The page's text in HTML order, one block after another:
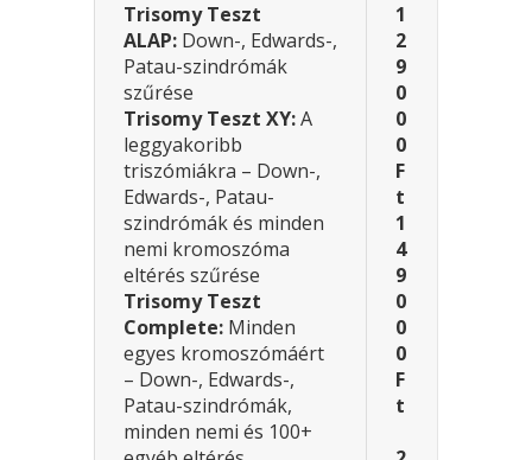
Trisomy Teszt
ALAP: Down-, Edwards-,
Patau-szindrómák
szűrése
Trisomy Teszt XY:A
leggyakoribb
triszómiákra – Down-,
Edwards-, Patau-
szindrómák és minden
nemi kromoszóma
eltérés szűrése
Trisomy Teszt
Complete: Minden
egyes kromoszómáért
– Down-, Edwards-,
Patau-szindrómák,
minden nemi és 100+
1
2
9
0
0
0
F
t
1
4
9
0
0
0
F
t